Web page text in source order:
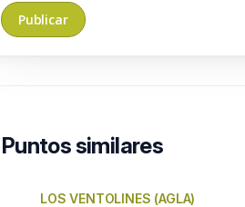
Puntos similares
LOS VENTOLINES (AGLA)